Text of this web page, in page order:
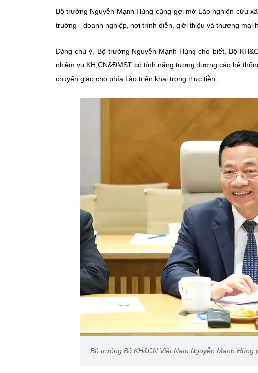
Bộ trưởng Nguyễn Mạnh Hùng cũng gợi mở Lào nghiên cứu
trường - doanh nghiệp, nơi trình diễn, giới thiệu và thương mại
Đáng chú ý, Bộ trưởng Nguyễn Mạnh Hùng cho biết, Bộ
nhiệm vụ KH,CN&ĐMST có tính năng tương đương các hệ
chuyển giao cho phía Lào triển khai trong thực tiễn.
Bộ trưởng Bộ KH&CN Việt Nam Nguyễn Mạnh Hùng